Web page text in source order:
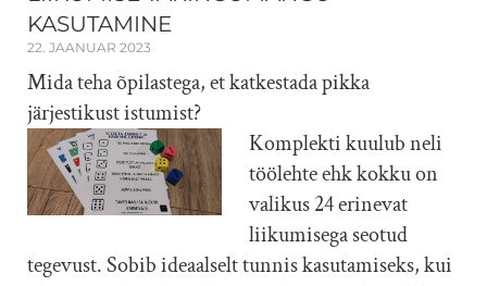
KASUTAMINE
22. JAANUAR 2023
Mida teha õpilastega, et katkestada pikka
järjestikust istumist?
Komplekti kuulub neli
töölehte ehk kokku on
valikus 24 erinevat
liikumisega seotud
tegevust. Sobib ideaalselt tunnis kasutamiseks, kui